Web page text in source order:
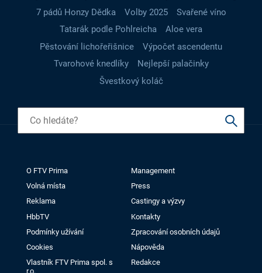
7 pádů Honzy Dědka
Volby 2025
Svařené víno
Tatarák podle Pohlreicha
Aloe vera
Pěstování lichořeřišnice
Výpočet ascendentu
Tvarohové knedlíky
Nejlepší palačinky
Švestkový koláč
O FTV Prima
Management
Volná místa
Press
Reklama
Castingy a výzvy
HbbTV
Kontakty
Podmínky užívání
Zpracování osobních údajů
Cookies
Nápověda
Vlastník FTV Prima spol. s
r.o.
Redakce